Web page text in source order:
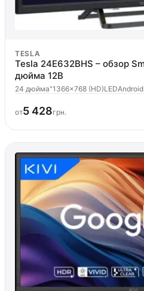
TESLA
Tesla 24E632BHS – обзор
дюйма 12В
24 дюйма"1366x768 (HD)LEDAndroid
от5 428грн.